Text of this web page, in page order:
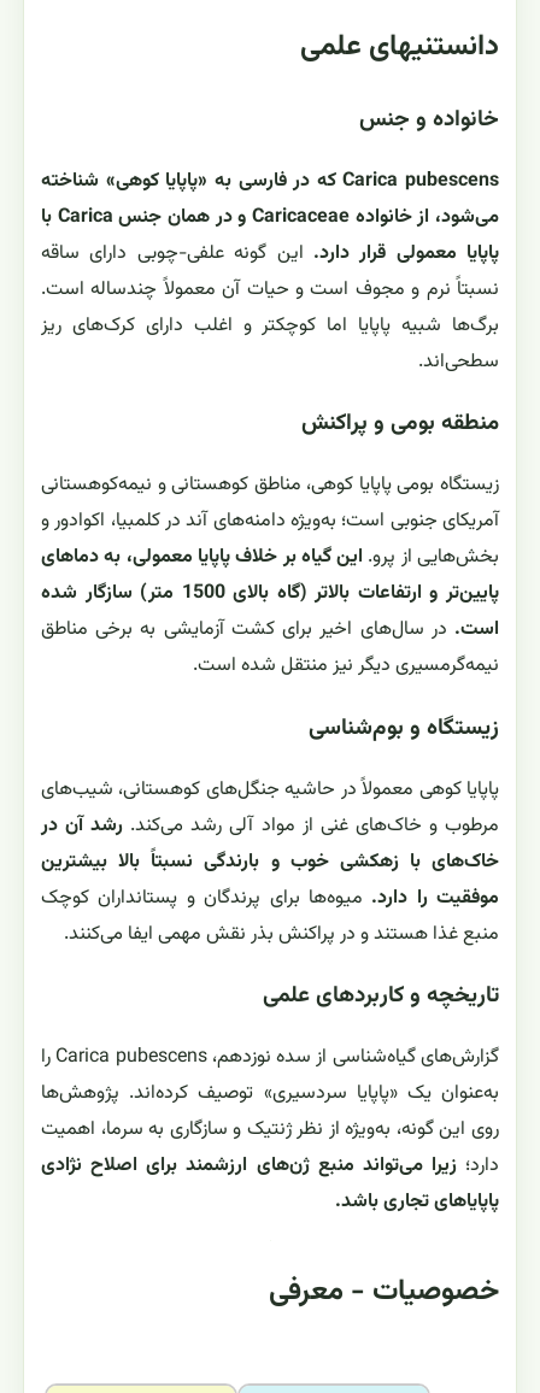
دانستنیهای علمی
خانواده و جنس
Carica pubescens که در فارسی به «پاپایا کوهی» شناخته
می‌شود، از خانواده Caricaceae و در همان جنس Carica با
پاپایا معمولی قرار دارد. این گونه علفی-چوبی دارای ساقه
نسبتاً نرم و مجوف است و حیات آن معمولاً چندساله است.
برگ‌ها شبیه پاپایا اما کوچکتر و اغلب دارای کرک‌های ریز
سطحی‌اند.
منطقه بومی و پراکنش
زیستگاه بومی پاپایا کوهی، مناطق کوهستانی و نیمه‌کوهستانی
آمریکای جنوبی است؛ به‌ویژه دامنه‌های آند در کلمبیا، اکوادور و
بخش‌هایی از پرو. این گیاه بر خلاف پاپایا معمولی، به دماهای
پایین‌تر و ارتفاعات بالاتر (گاه بالای 1500 متر) سازگار شده
است. در سال‌های اخیر برای کشت آزمایشی به برخی مناطق
نیمه‌گرمسیری دیگر نیز منتقل شده است.
زیستگاه و بوم‌شناسی
پاپایا کوهی معمولاً در حاشیه جنگل‌های کوهستانی، شیب‌های
مرطوب و خاک‌های غنی از مواد آلی رشد می‌کند. رشد آن در
خاک‌های با زهکشی خوب و بارندگی نسبتاً بالا بیشترین
موفقیت را دارد. میوه‌ها برای پرندگان و پستانداران کوچک
منبع غذا هستند و در پراکنش بذر نقش مهمی ایفا می‌کنند.
تاریخچه و کاربردهای علمی
گزارش‌های گیاه‌شناسی از سده نوزدهم، Carica pubescens را
به‌عنوان یک «پاپایا سردسیری» توصیف کرده‌اند. پژوهش‌ها
روی این گونه، به‌ویژه از نظر ژنتیک و سازگاری به سرما، اهمیت
دارد؛زیرا می‌تواند منبع ژن‌های ارزشمند برای اصلاح نژادی
پاپایاهای تجاری باشد.